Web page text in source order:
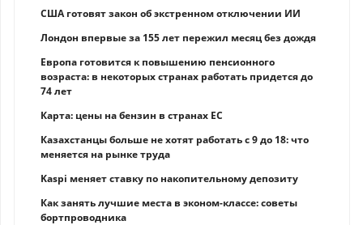
США готовят закон об экстренном отключении ИИ
Лондон впервые за 155 лет пережил месяц без дождя
Европа готовится к повышению пенсионного
возраста: в некоторых странах работать придется до
74 лет
Карта: цены на бензин в странах ЕС
Казахстанцы больше не хотят работать с 9 до 18: что
меняется на рынке труда
Kaspi меняет ставку по накопительному депозиту
Как занять лучшие места в эконом-классе: советы
бортпроводника